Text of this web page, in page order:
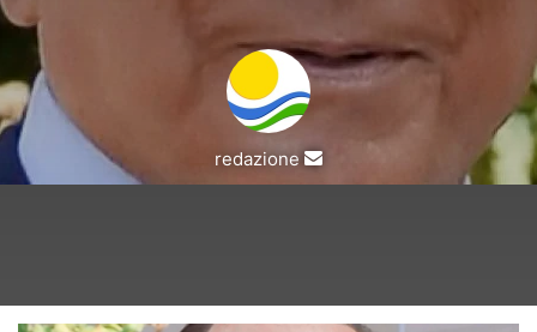
redazione
Invia
un'email